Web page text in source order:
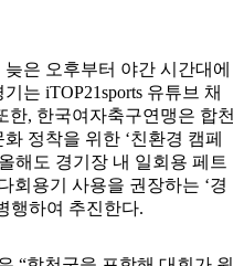
은 오후부터 야간 시간대에
는 iTOP21sports 유튜브 채
한, 한국여자축구연맹은 합천
정착을 위한 ‘친환경 캠페
해도 경기장 내 일회용 페트
회용기 사용을 권장하는 ‘경
행하여 추진한다.